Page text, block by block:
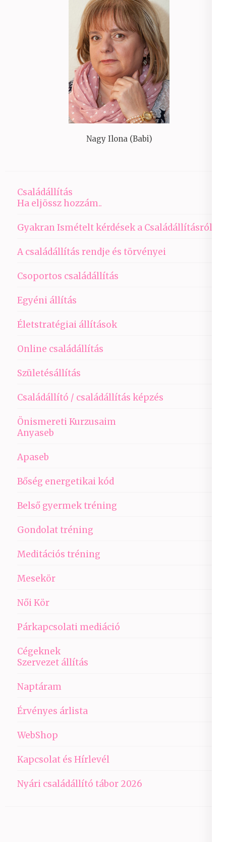
Nagy Ilona (Babi)
Családállítás
Ha eljössz hozzám..
Gyakran Ismételt kérdések a Családállításról
A családállítás rendje és törvényei
Csoportos családállítás
Egyéni állítás
Életstratégiai állítások
Online családállítás
Születésállítás
Családállító / családállítás képzés
Önismereti Kurzusaim
Anyaseb
Apaseb
Bőség energetikai kód
Belső gyermek tréning
Gondolat tréning
Meditációs tréning
Mesekör
Női Kör
Párkapcsolati mediáció
Cégeknek
Szervezet állítás
Naptáram
Érvényes árlista
WebShop
Kapcsolat és Hírlevél
Nyári családállító tábor 2026